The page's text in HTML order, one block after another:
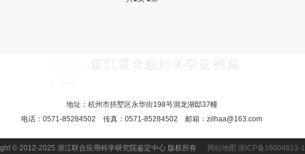
地址：杭州市拱墅区永华街198号洄龙湖邸37幢
电话：0571-85284502 传真：0571-85284502 邮箱：zilhaa@163.com
© 2012-2025 浙江联合应用科学研究院鉴定中心 版权所有 网站地图 浙ICP备16004813-1